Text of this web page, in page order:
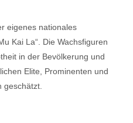
eigenes nationales
Kai La“. Die Wachsfiguren
in der Bevölkerung und
Elite, Prominenten und
geschätzt.